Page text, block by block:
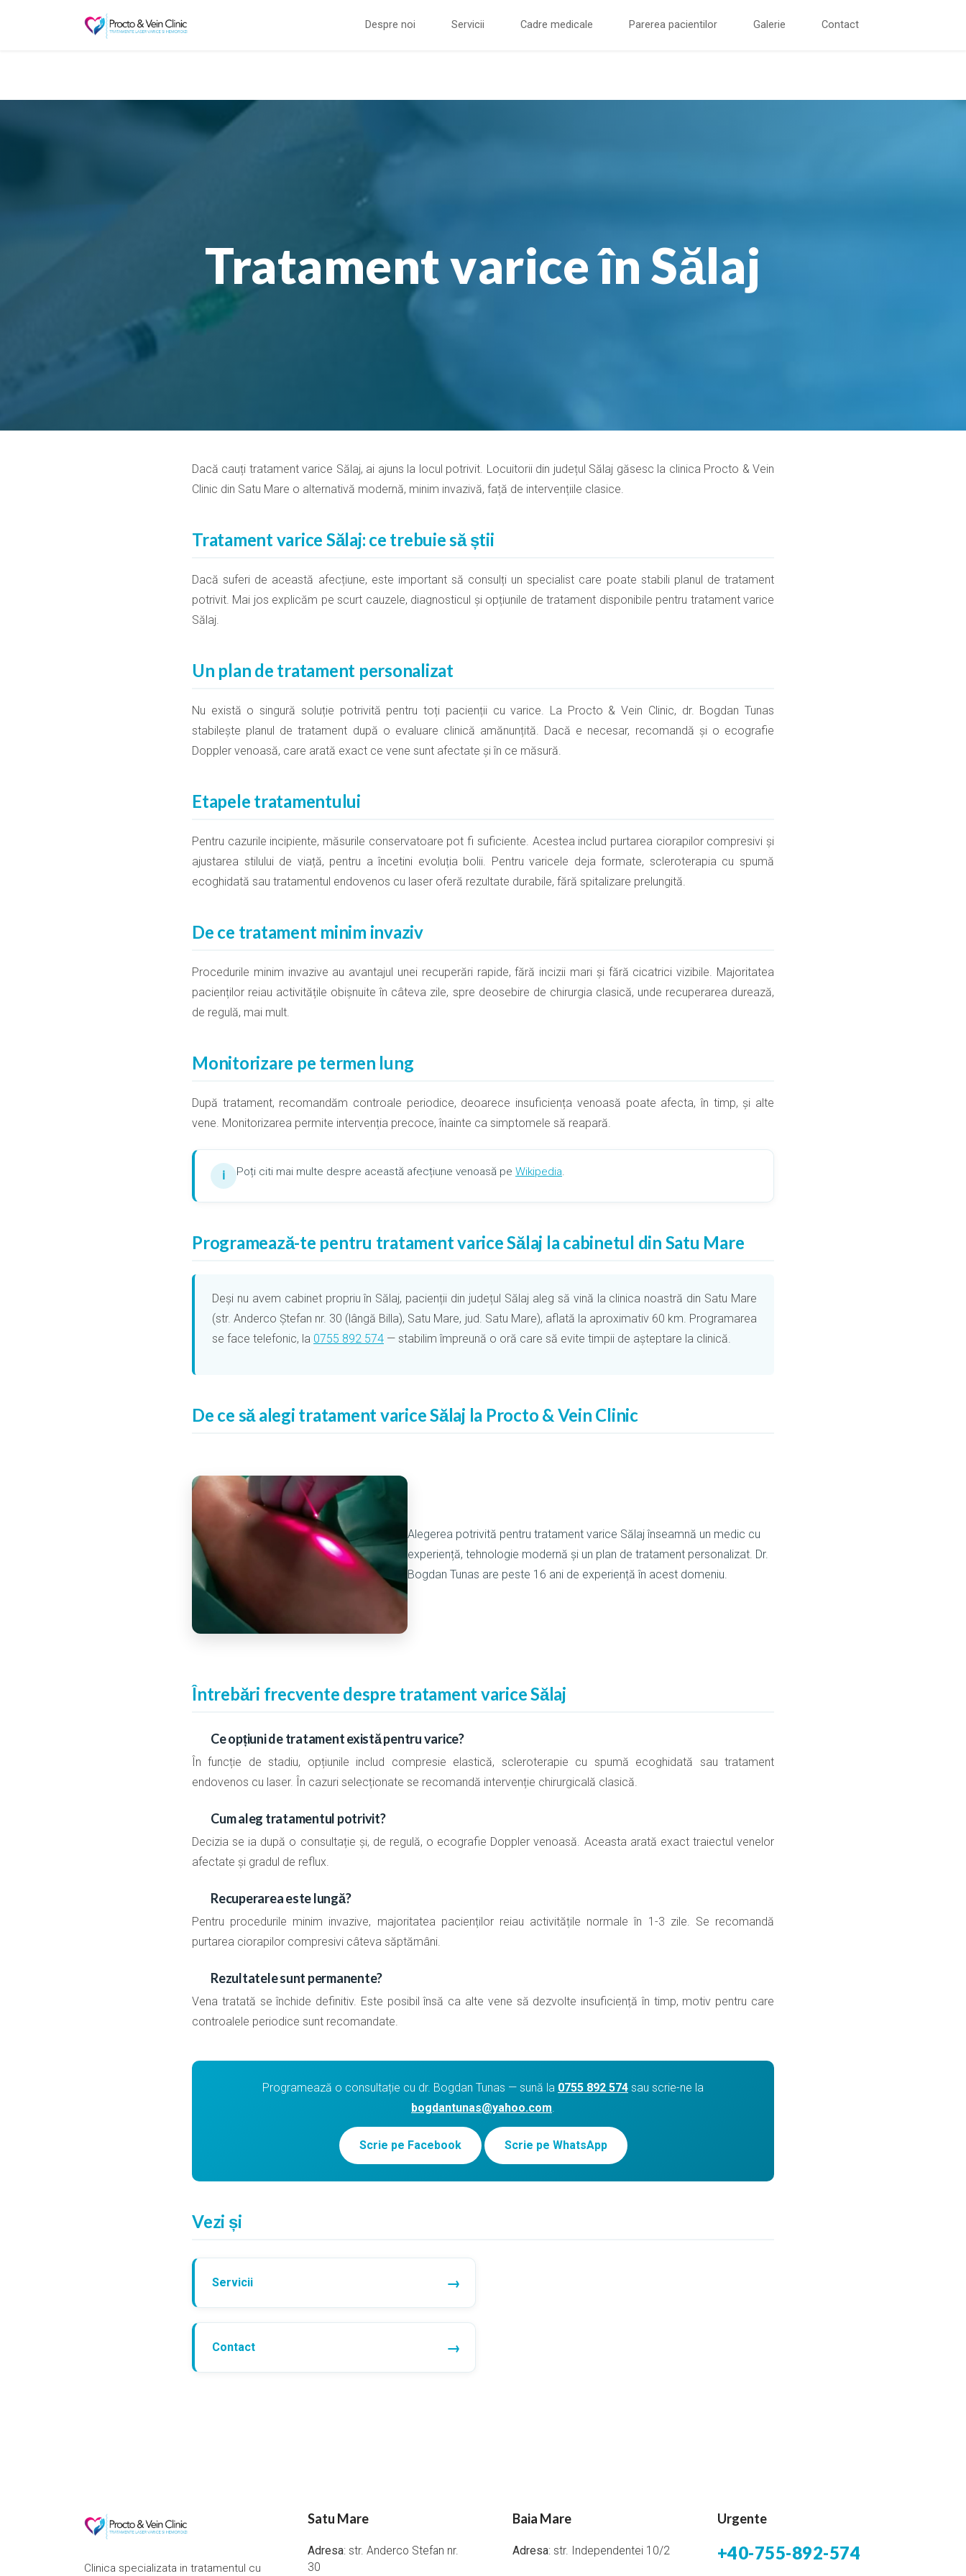
Despre noi Servicii Cadre medicale Parerea pacientilor Galerie Contact
Tratament varice în Sălaj
Dacă cauți tratament varice Sălaj, ai ajuns la locul potrivit. Locuitorii din județul Sălaj găsesc la clinica Procto & Vein
Clinic din Satu Mare o alternativă modernă, minim invazivă, față de intervențiile clasice.
Tratament varice Sălaj: ce trebuie să știi
Dacă suferi de această afecțiune, este important să consulți un specialist care poate stabili planul de tratament
potrivit. Mai jos explicăm pe scurt cauzele, diagnosticul și opțiunile de tratament disponibile pentru tratament varice
Sălaj.
Un plan de tratament personalizat
Nu există o singură soluție potrivită pentru toți pacienții cu varice. La Procto & Vein Clinic, dr. Bogdan Tunas
stabilește planul de tratament după o evaluare clinică amănunțită. Dacă e necesar, recomandă și o ecografie
Doppler venoasă, care arată exact ce vene sunt afectate și în ce măsură.
Etapele tratamentului
Pentru cazurile incipiente, măsurile conservatoare pot fi suficiente. Acestea includ purtarea ciorapilor compresivi și
ajustarea stilului de viață, pentru a încetini evoluția bolii. Pentru varicele deja formate, scleroterapia cu spumă
ecoghidată sau tratamentul endovenos cu laser oferă rezultate durabile, fără spitalizare prelungită.
De ce tratament minim invaziv
Procedurile minim invazive au avantajul unei recuperări rapide, fără incizii mari și fără cicatrici vizibile. Majoritatea
pacienților reiau activitățile obișnuite în câteva zile, spre deosebire de chirurgia clasică, unde recuperarea durează,
de regulă, mai mult.
Monitorizare pe termen lung
După tratament, recomandăm controale periodice, deoarece insuficiența venoasă poate afecta, în timp, și alte
vene. Monitorizarea permite intervenția precoce, înainte ca simptomele să reapară.
ℹ Poți citi mai multe despre această afecțiune venoasă pe Wikipedia.
Programează-te pentru tratament varice Sălaj la cabinetul din Satu Mare
Deși nu avem cabinet propriu în Sălaj, pacienții din județul Sălaj aleg să vină la clinica noastră din Satu Mare
(str. Anderco Ștefan nr. 30 (lângă Billa), Satu Mare, jud. Satu Mare), aflată la aproximativ 60 km. Programarea
se face telefonic, la 0755 892 574 — stabilim împreună o oră care să evite timpii de așteptare la clinică.
De ce să alegi tratament varice Sălaj la Procto & Vein Clinic
Alegerea potrivită pentru tratament varice Sălaj înseamnă un medic cu
experiență, tehnologie modernă și un plan de tratament personalizat. Dr.
Bogdan Tunas are peste 16 ani de experiență în acest domeniu.
Întrebări frecvente despre tratament varice Sălaj
Ce opțiuni de tratament există pentru varice?
În funcție de stadiu, opțiunile includ compresie elastică, scleroterapie cu spumă ecoghidată sau tratament
endovenos cu laser. În cazuri selecționate se recomandă intervenție chirurgicală clasică.
Cum aleg tratamentul potrivit?
Decizia se ia după o consultație și, de regulă, o ecografie Doppler venoasă. Aceasta arată exact traiectul venelor
afectate și gradul de reflux.
Recuperarea este lungă?
Pentru procedurile minim invazive, majoritatea pacienților reiau activitățile normale în 1-3 zile. Se recomandă
purtarea ciorapilor compresivi câteva săptămâni.
Rezultatele sunt permanente?
Vena tratată se închide definitiv. Este posibil însă ca alte vene să dezvolte insuficiență în timp, motiv pentru care
controalele periodice sunt recomandate.
Programează o consultație cu dr. Bogdan Tunas — sună la 0755 892 574 sau scrie-ne la
bogdantunas@yahoo.com.
Scrie pe Facebook Scrie pe WhatsApp
Vezi și
Servicii
Contact
Clinica specializata in tratamentul cu
Satu Mare
Adresa: str. Anderco Stefan nr.
30
Baia Mare
Adresa: str. Independentei 10/2
Urgente
+40-755-892-574